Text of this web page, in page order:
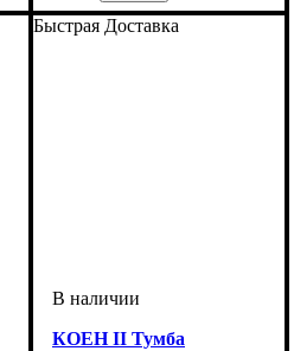
ширина, мм: 445
высота, мм: 585
глубина, мм: 400
Быстрая Доставка
КОЕН II Тумба